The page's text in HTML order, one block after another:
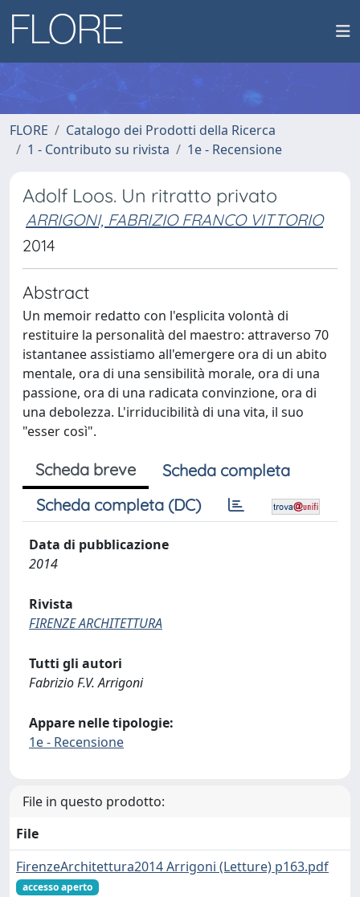
FLORE
Catalogo dei Prodotti della Ricerca
1 - Contributo su rivista
1e - Recensione
Adolf Loos. Un ritratto privato
ARRIGONI, FABRIZIO FRANCO VITTORIO
2014
Abstract
Un memoir redatto con l'esplicita volontà di
restituire la personalità del maestro: attraverso 70
istantanee assistiamo all'emergere ora di un abito
mentale, ora di una sensibilità morale, ora di una
passione, ora di una radicata convinzione, ora di
una debolezza. L'irriducibilità di una vita, il suo
"esser così".
Scheda breve
Scheda completa
Scheda completa (DC)
Data di pubblicazione
2014
Rivista
FIRENZE ARCHITETTURA
Tutti gli autori
Fabrizio F.V. Arrigoni
Appare nelle tipologie:
1e - Recensione
File in questo prodotto:
File
FirenzeArchitettura2014 Arrigoni (Letture) p163.pdf
accesso aperto